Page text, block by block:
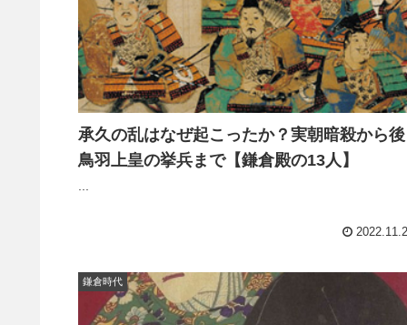
承久の乱はなぜ起こったか？実朝暗殺から後
鳥羽上皇の挙兵まで【鎌倉殿の13人】
鎌倉時代